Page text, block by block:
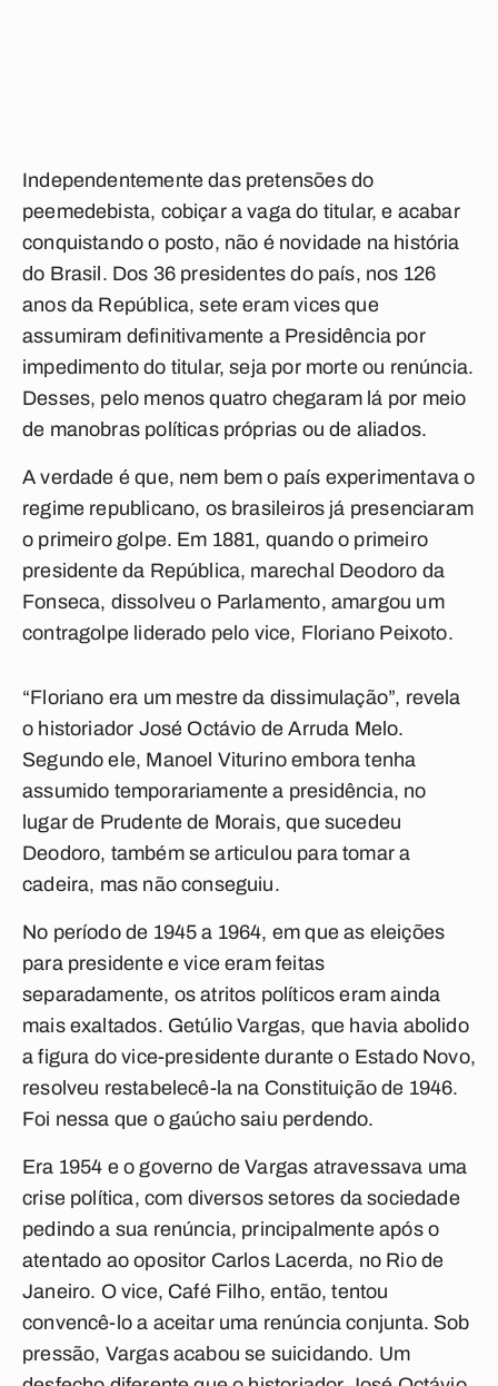
Independentemente das pretensões do
peemedebista, cobiçar a vaga do titular, e acabar
conquistando o posto, não é novidade na história
do Brasil. Dos 36 presidentes do país, nos 126
anos da República, sete eram vices que
assumiram definitivamente a Presidência por
impedimento do titular, seja por morte ou renúncia.
Desses, pelo menos quatro chegaram lá por meio
de manobras políticas próprias ou de aliados.
A verdade é que, nem bem o país experimentava o
regime republicano, os brasileiros já presenciaram
o primeiro golpe. Em 1881, quando o primeiro
presidente da República, marechal Deodoro da
Fonseca, dissolveu o Parlamento, amargou um
contragolpe liderado pelo vice, Floriano Peixoto.
“Floriano era um mestre da dissimulação”, revela
o historiador José Octávio de Arruda Melo.
Segundo ele, Manoel Viturino embora tenha
assumido temporariamente a presidência, no
lugar de Prudente de Morais, que sucedeu
Deodoro, também se articulou para tomar a
cadeira, mas não conseguiu.
No período de 1945 a 1964, em que as eleições
para presidente e vice eram feitas
separadamente, os atritos políticos eram ainda
mais exaltados. Getúlio Vargas, que havia abolido
a figura do vice-presidente durante o Estado Novo,
resolveu restabelecê-la na Constituição de 1946.
Foi nessa que o gaúcho saiu perdendo.
Era 1954 e o governo de Vargas atravessava uma
crise política, com diversos setores da sociedade
pedindo a sua renúncia, principalmente após o
atentado ao opositor Carlos Lacerda, no Rio de
Janeiro. O vice, Café Filho, então, tentou
convencê-lo a aceitar uma renúncia conjunta. Sob
pressão, Vargas acabou se suicidando. Um